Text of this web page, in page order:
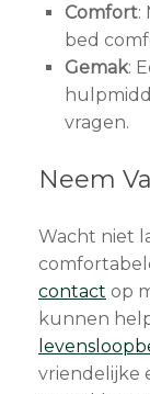
Comfort:
bed
Gemak:
vragen.
Neem
Wacht niet
contact op
kunnen
vriendelijke